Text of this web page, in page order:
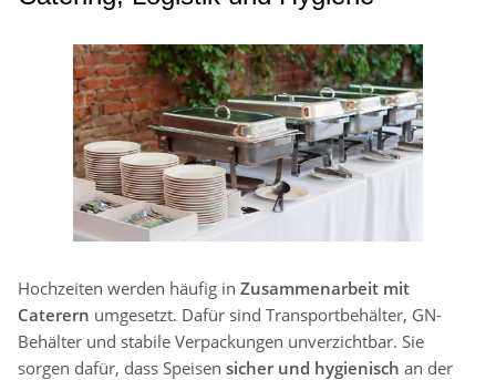
Hochzeiten werden häufig in Zusammenarbeit mit
Caterern umgesetzt. Dafür sind Transportbehälter, GN-
Behälter und stabile Verpackungen unverzichtbar. Sie
sorgen dafür, dass Speisen sicher und hygienisch an der